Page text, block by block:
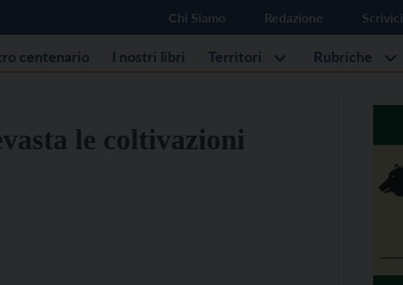
Chi Siamo Redazione Scrivici
centenario I nostri libri Territori Rubriche
le coltivazioni